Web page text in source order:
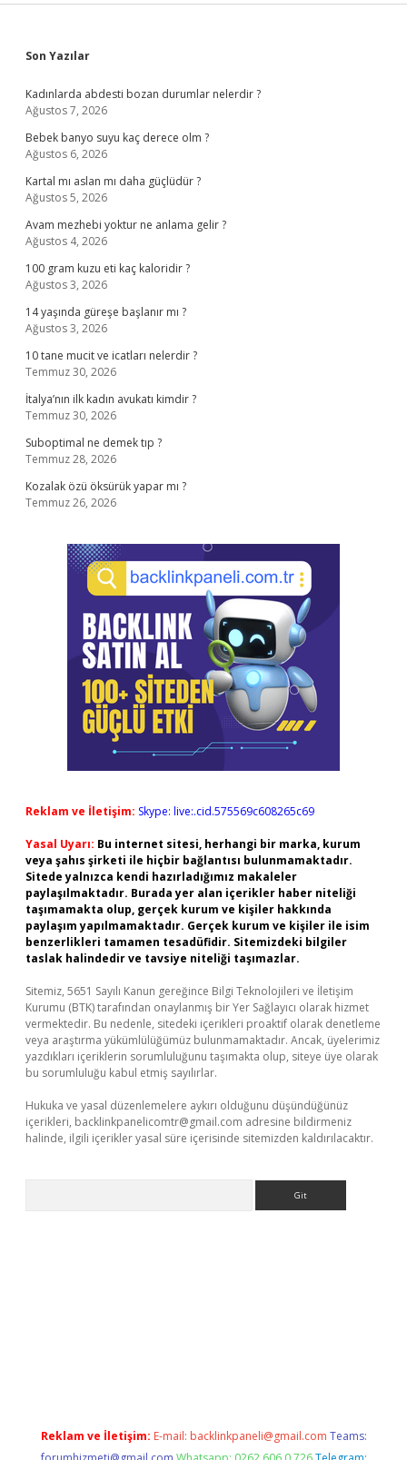
Sidebar
Son Yazılar
Kadınlarda abdesti bozan durumlar nelerdir ?
Ağustos 7, 2026
Bebek banyo suyu kaç derece olm ?
Ağustos 6, 2026
Kartal mı aslan mı daha güçlüdür ?
Ağustos 5, 2026
Avam mezhebi yoktur ne anlama gelir ?
Ağustos 4, 2026
100 gram kuzu eti kaç kaloridir ?
Ağustos 3, 2026
14 yaşında güreşe başlanır mı ?
Ağustos 3, 2026
10 tane mucit ve icatları nelerdir ?
Temmuz 30, 2026
İtalya’nın ilk kadın avukatı kimdir ?
Temmuz 30, 2026
Suboptimal ne demek tıp ?
Temmuz 28, 2026
Kozalak özü öksürük yapar mı ?
Temmuz 26, 2026
Reklam ve İletişim: Skype: live:.cid.575569c608265c69
Yasal Uyarı: Bu internet sitesi, herhangi bir marka, kurum
veya şahıs şirketi ile hiçbir bağlantısı bulunmamaktadır.
Sitede yalnızca kendi hazırladığımız makaleler
paylaşılmaktadır. Burada yer alan içerikler haber niteliği
taşımamakta olup, gerçek kurum ve kişiler hakkında
paylaşım yapılmamaktadır. Gerçek kurum ve kişiler ile isim
benzerlikleri tamamen tesadüfidir. Sitemizdeki bilgiler
taslak halindedir ve tavsiye niteliği taşımazlar.
Sitemiz, 5651 Sayılı Kanun gereğince Bilgi Teknolojileri ve İletişim
Kurumu (BTK) tarafından onaylanmış bir Yer Sağlayıcı olarak hizmet
vermektedir. Bu nedenle, sitedeki içerikleri proaktif olarak denetleme
veya araştırma yükümlülüğümüz bulunmamaktadır. Ancak, üyelerimiz
yazdıkları içeriklerin sorumluluğunu taşımakta olup, siteye üye olarak
bu sorumluluğu kabul etmiş sayılırlar.
Hukuka ve yasal düzenlemelere aykırı olduğunu düşündüğünüz
içerikleri, backlinkpanelicomtr@gmail.com adresine bildirmeniz
halinde, ilgili içerikler yasal süre içerisinde sitemizden kaldırılacaktır.
Reklam ve İletişim: E-mail: backlinkpaneli@gmail.com Teams: